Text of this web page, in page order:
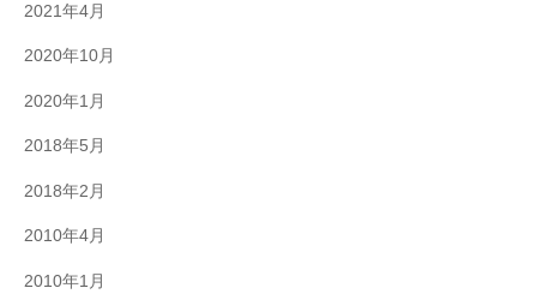
2021年4月
2020年10月
2020年1月
2018年5月
2018年2月
2010年4月
2010年1月